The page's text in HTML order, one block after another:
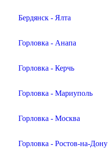
Бердянск - Ялта
Горловка - Анапа
Горловка - Керчь
Горловка - Мариуполь
Горловка - Москва
Горловка - Ростов-на-Дону